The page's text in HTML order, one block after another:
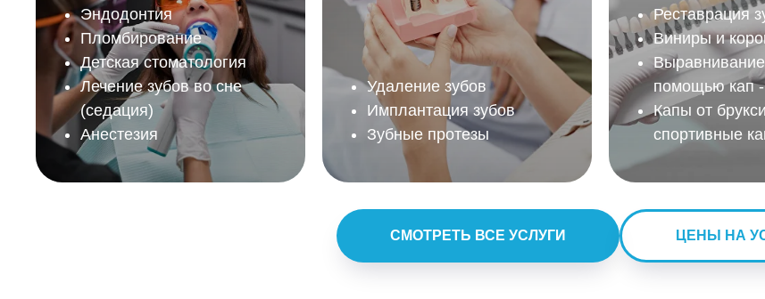
Эндодонтия
Пломбирование
Детская стоматология
Лечение зубов во сне
(седация)
Анестезия
Удаление зубов
Имплантация зубов
Зубные протезы
Реставрация
Виниры и
помощью кап
Капы от
спортивные
СМОТРЕТЬ ВСЕ УСЛУГИ ЦЕНЫ НА